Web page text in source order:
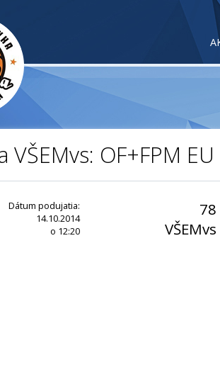
VŠEMvs: OF+FPM EU
Dátum podujatia:
14.10.2014
o 12:20
78
VŠEMvs